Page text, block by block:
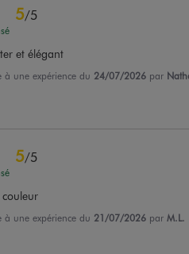
5/5
et élégant
à une expérience du 24/07/2026 par
5/5
à une expérience du 21/07/2026 par M.L.